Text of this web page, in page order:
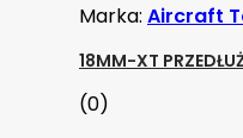
Marka: Aircraft
18MM-XT
(0)